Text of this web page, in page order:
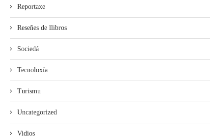
Reportaxe
Reseñes de llibros
Sociedá
Tecnoloxía
Turismu
Uncategorized
Vidios